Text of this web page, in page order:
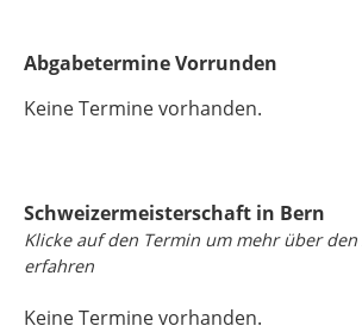
Abgabetermine Vorrunden
Keine Termine vorhanden.
Schweizermeisterschaft in Bern
Klicke auf den Termin um mehr über den
erfahren
Keine Termine vorhanden.